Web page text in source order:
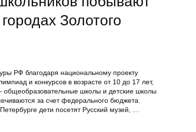
Золотого
РФ благодаря национальному проекту
и конкурсов в возрасте от 10 до 17 лет,
общеобразовательные школы и детские школы
за счет федерального бюджета.
дети посетят Русский музей, …